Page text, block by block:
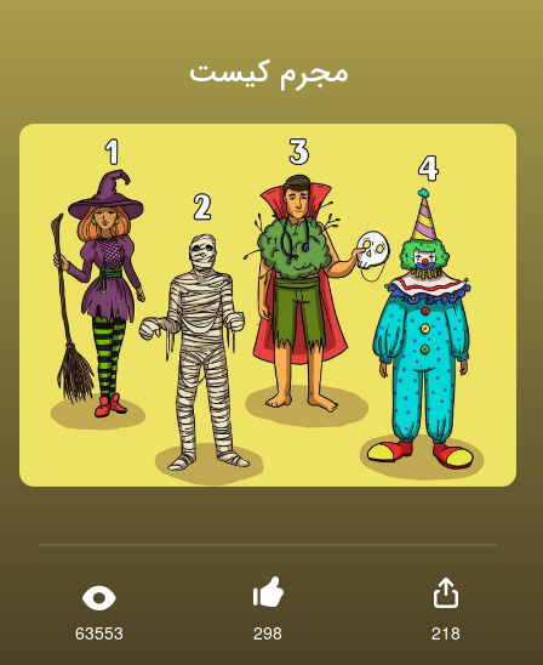
مجرم کیست
63553 298 218